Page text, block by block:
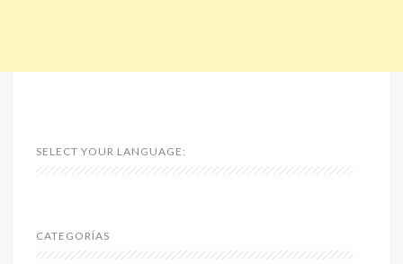
SELECT YOUR LANGUAGE:
CATEGORÍAS